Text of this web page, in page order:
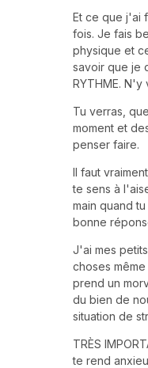
Et ce que j'ai
fois. Je fais
physique et
savoir que je
RYTHME. N'y
Tu verras,
moment et
penser faire.
Il faut
te sens à
main quand
bonne
J'ai mes
choses
prend un
du bien de
situation de
TRÈS
te rend